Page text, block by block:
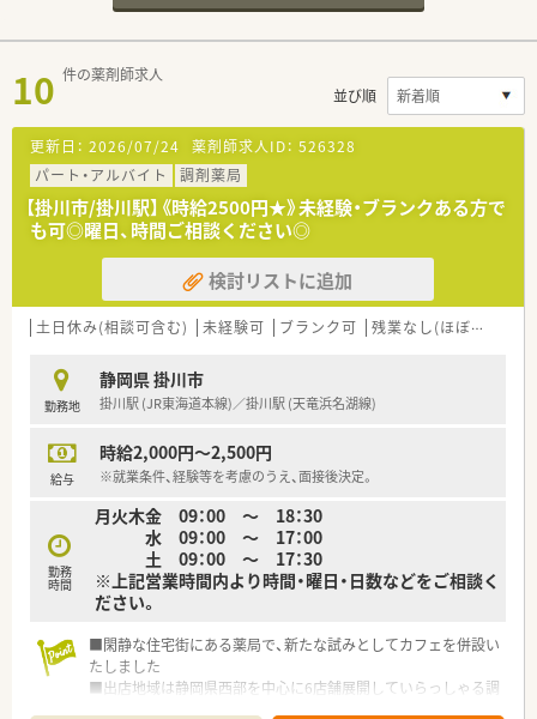
10 件の薬剤師求人
並び順
更新日： 2026/07/24 薬剤師求人ID： 526328
パート・アルバイト
調剤薬局
【掛川市/掛川駅】《時給2500円★》未経験・ブランクある方で
も可◎曜日、時間ご相談ください◎
検討リストに追加
土日休み(相談可含む) 未経験可 ブランク可 残業なし(ほぼなし含む)
勤務地
静岡県 掛川市
掛川駅 (JR東海道本線)／掛川駅 (天竜浜名湖線)
給与
時給2,000円～2,500円
※就業条件、経験等を考慮のうえ、面接後決定。
勤務
時間
月火木金 09：00 ～ 18：30
水 09：00 ～ 17：00
土 09：00 ～ 17：30
※上記営業時間内より時間・曜日・日数などをご相談く
ださい。
■閑静な住宅街にある薬局で、新たな試みとしてカフェを併設い
たしました
■出店地域は静岡県西部を中心に6店舗展開していらっしゃる調